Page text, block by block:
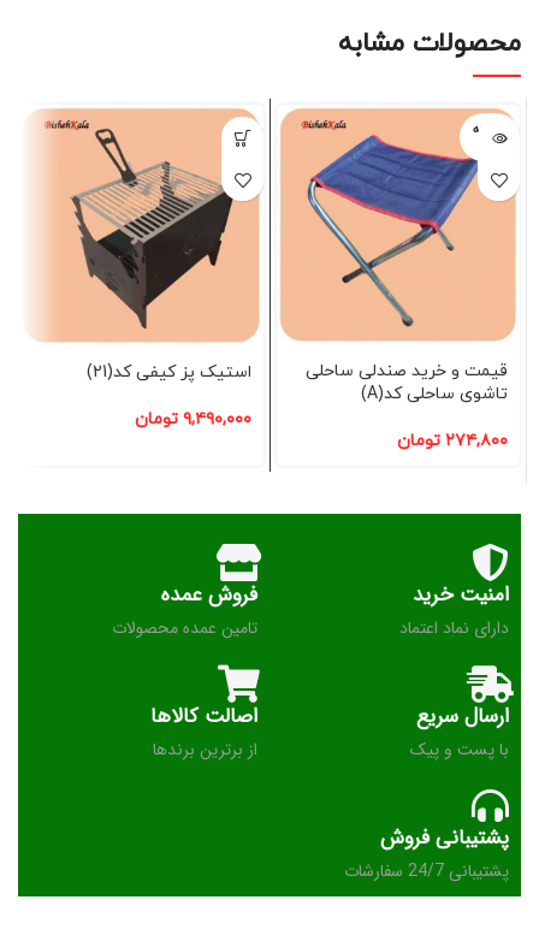
محصولات مشابه
فروخته
شده
قیمت و خرید صندلی ساحلی
تاشوی ساحلی کد(A)
۲۷۴,۸۰۰ تومان
استیک پز کیفی کد(21)
۹,۴۹۰,۰۰۰ تومان
امنیت خرید
دارای نماد اعتماد
فروش عمده
تامین عمده محصولات
ارسال سریع
با پست و پیک
اصالت کالاها
از برترین برندها
پشتیبانی فروش
پشتیبانی 24/7 سفارشات